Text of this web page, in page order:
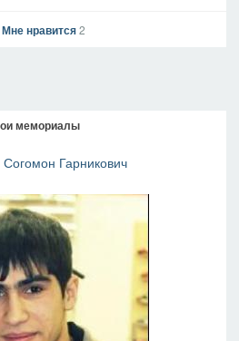
Мне нравится 2
мемориалы
Гарникович